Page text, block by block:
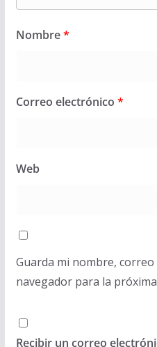
Nombre*
Correo electrónico *
Web
Guarda mi nombre,
navegador para la
Recibir un correo